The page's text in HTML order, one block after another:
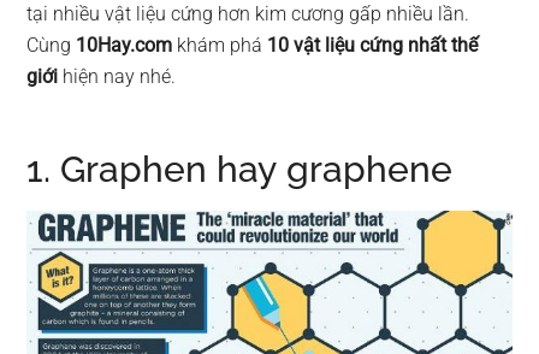
tại nhiều vật liệu cứng hơn kim cương gấp nhiều lần.
Cùng 10Hay.com khám phá 10 vật liệu cứng nhất thế
giới hiện nay nhé.
1. Graphen hay graphene